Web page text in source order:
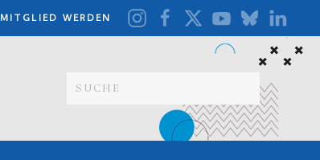
MITGLIED WERDEN